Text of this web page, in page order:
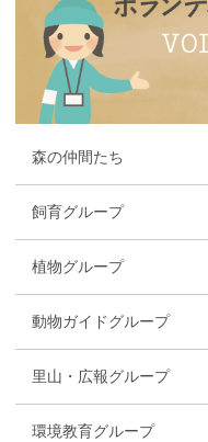
森の仲間たち
飼育グループ
植物グループ
動物ガイドグループ
里山・広報グループ
環境教育グループ